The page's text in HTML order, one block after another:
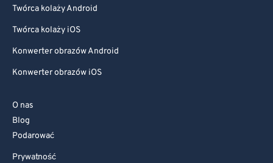
Twórca kolaży Android
Twórca kolaży iOS
Konwerter obrazów Android
Konwerter obrazów iOS
O nas
Blog
Podarować
Prywatność